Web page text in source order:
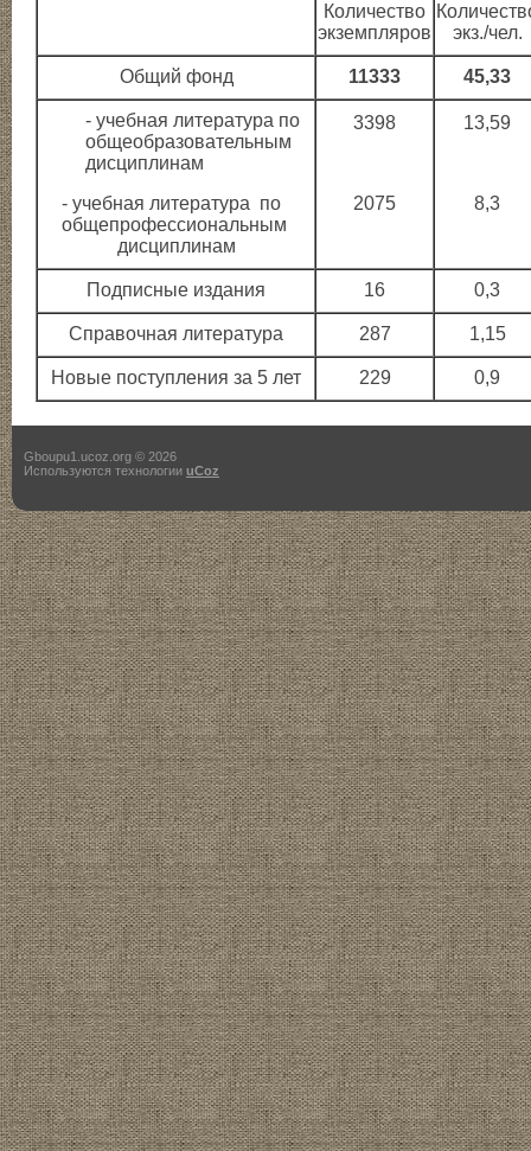
Количество
экземпляров
экз./чел.
Общий фонд 11333 45,33
- учебная литература по
общеобразовательным
дисциплинам
- учебная литература по
общепрофессиональным
дисциплинам
3398
2075
13,59
8,3
Подписные издания 16 0,3
Справочная литература 287 1,15
Новые поступления за 5 лет 229 0,9
Gboupu1.ucoz.org © 2026
Используются технологии uCoz